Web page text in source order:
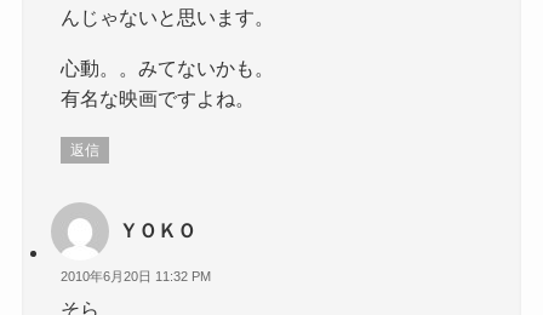
んじゃないと思います。
心動。。みてないかも。
有名な映画ですよね。
返信
ＹＯＫＯ
2010年6月20日 11:32 PM
そら